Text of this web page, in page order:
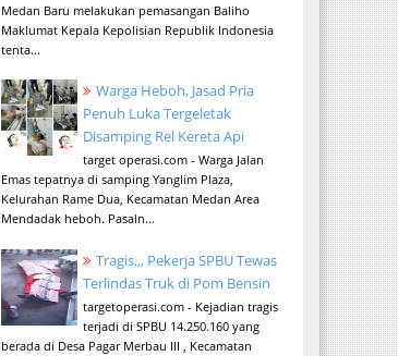
Medan Baru melakukan pemasangan Baliho
Maklumat Kepala Kepolisian Republik Indonesia
tenta...
Warga Heboh, Jasad Pria
Penuh Luka Tergeletak
Disamping Rel Kereta Api
target operasi.com - Warga Jalan
Emas tepatnya di samping Yanglim Plaza,
Kelurahan Rame Dua, Kecamatan Medan Area
Mendadak heboh. Pasaln...
Tragis,,, Pekerja SPBU Tewas
Terlindas Truk di Pom Bensin
targetoperasi.com - Kejadian tragis
terjadi di SPBU 14.250.160 yang
berada di Desa Pagar Merbau III , Kecamatan